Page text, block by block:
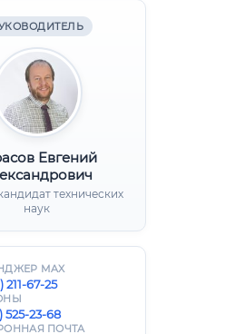
Евгений
технических
наук
MAX
211-67-25
525-23-68
ПОЧТА